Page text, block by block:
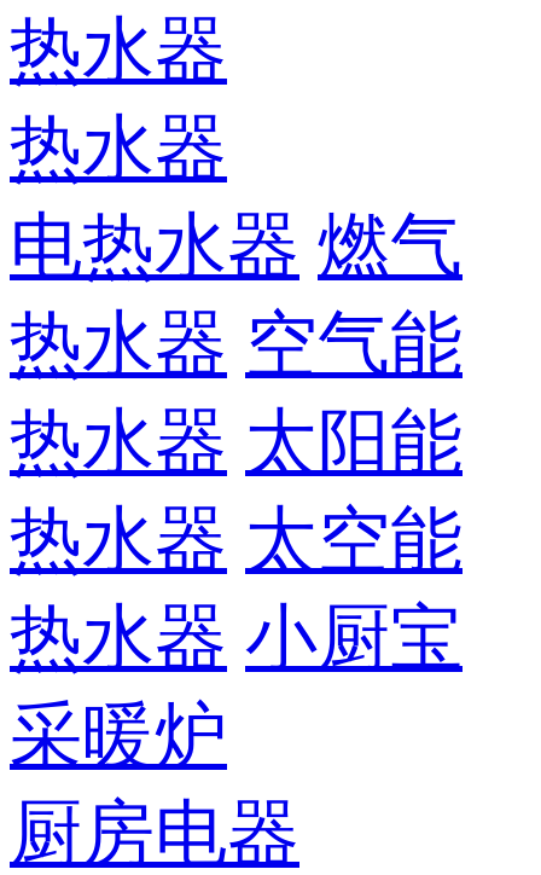
热水器
热水器
电热水器 燃气
热水器 空气能
热水器 太阳能
热水器 太空能
热水器 小厨宝
采暖炉
厨房电器